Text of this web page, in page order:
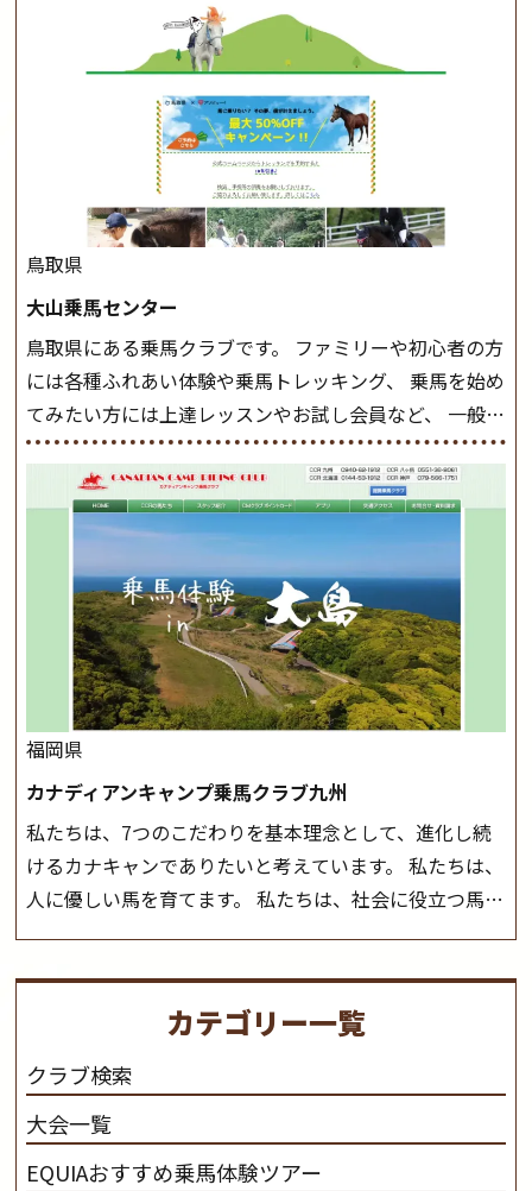
きましょう。 スタートクラス ビギナークラスで単独で
軽速歩(けいはやあし)ができるようになったら スタート
クラスへ。 グループレッスンで馬のスピードを調整し
ながら 軽速歩・正反撞(せいはんどう)を学びます。 安定
した手綱操作と軽速歩・正反撞ができるようになれば
駈歩(かけあし)練習に入ります。 ホップクラス スタート
クラスで常歩(なみあし)や 速歩、駈歩の初歩をマスター
したら、 次は部班にて駈歩を含めた誘導練習を行いま
しょう。 ステップクラス ホップクラスまでに練習した
まとめをします。 三種歩法をマスターし、ワンランク上
の扶助操作や誘導方法を身につけましょう。 注意事項
◆馬場使用状況により、使用する馬場はこちらで決定い
たしますのでご了承ください ◆基本は雨天決行です
が、落雷・強風等のより、安全上急遽中止させていただ
く場合がございます。 ◆三木ホースランドパークの協議
会や講習会等により、一部レッスンが中止になる場合が
ございます。 その際、ご予約いただいている皆様には事
前にご連絡いたします。MIKIホーストレックのツアー
はこちら
鳥取県
大山乗馬センター
鳥取県にある乗馬クラブです。 ファミリーや初心者の方
には各種ふれあい体験や乗馬トレッキング、 乗馬を始め
てみたい方には上達レッスンやお試し会員など、 一般の
方に幅広くお楽しみいただける施設を目指しています。
また、お手軽（低価格）に会員になったり自分の馬を持
つことのできる乗馬クラブでもあり、 健康や趣味、スポ
ーツ競技として、老若男女様々な方が、日々乗馬をお楽
しみいただいています。 なお、ゴールデンウィークと夏
休み期間中は無休で営業していますので、ぜひご家族で
お越しください！大山乗馬センターの紹介記事はこち
福岡県
カナディアンキャンプ乗馬クラブ九州
私たちは、7つのこだわりを基本理念として、進化し続
けるカナキャンでありたいと考えています。 私たちは、
人に優しい馬を育てます。 私たちは、社会に役立つ馬を
生産します。 私たちは、馬や人々に癒しとなる環境を守
さと魅力を追求します。 私たちは、馬の品種と血統にこ
だわります。 私たちは、乗用馬の質の向上を目指し、生
産･育成･調教を一貫して行います。カナディアンキャ
ンプ乗馬クラブ九州のツアー情報はこちら
カテゴリー一覧
クラブ検索
大会一覧
EQUIAおすすめ乗馬体験ツアー